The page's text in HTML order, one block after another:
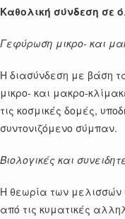
Καθολική σύνδεση σε
Γεφύρωση μικρο- και
Η διασύνδεση με βάση
μικρο- και μακρο-
τις κοσμικές δομές,
συντονιζόμενο σύμπαν.
Βιολογικές και
Η θεωρία των μελισσών
από τις κυματικές